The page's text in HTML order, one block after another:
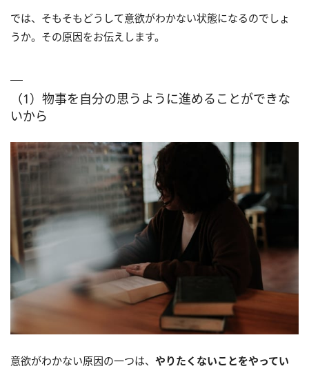
では、そもそもどうして意欲がわかない状態になるのでしょ
うか。その原因をお伝えします。
（1）物事を自分の思うように進めることができな
いから
意欲がわかない原因の一つは、 やりたくないことをやってい